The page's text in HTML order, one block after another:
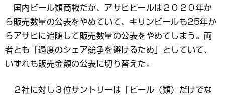
国内ビール類商戦だが、アサヒビールは２０２０年か
ら販売数量の公表をやめていて、キリンビールも25年か
らアサヒに追随して販売数量の公表をやめてしまう。両
者とも「過度のシェア競争を避けるため」としていて、
いずれも販売金額の公表に切り替えた。
２社に対し３位サントリーは「ビール（類）だけでな